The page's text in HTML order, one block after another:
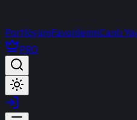
PortföyümFavorilerimCanlı
PRO